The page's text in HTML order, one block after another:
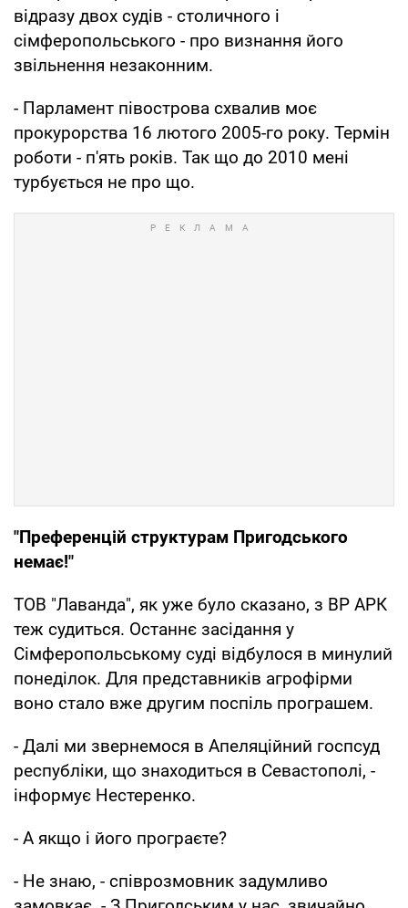
відразу двох судів - столичного і
сімферопольського - про визнання його
звільнення незаконним.
- Парламент півострова схвалив моє
прокурорства 16 лютого 2005-го року. Термін
роботи - п'ять років. Так що до 2010 мені
турбується не про що.
"Преференцій структурам Пригодського
немає!"
ТОВ "Лаванда", як уже було сказано, з ВР АРК
теж судиться. Останнє засідання у
Сімферопольському суді відбулося в минулий
понеділок. Для представників агрофірми
воно стало вже другим поспіль програшем.
- Далі ми звернемося в Апеляційний госпсуд
республіки, що знаходиться в Севастополі, -
інформує Нестеренко.
- А якщо і його програєте?
- Не знаю, - співрозмовник задумливо